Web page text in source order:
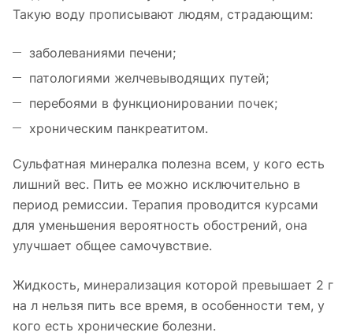
Такую воду прописывают людям, страдающим:
заболеваниями печени;
патологиями желчевыводящих путей;
перебоями в функционировании почек;
хроническим панкреатитом.
Сульфатная минералка полезна всем, у кого есть
лишний вес. Пить ее можно исключительно в
период ремиссии. Терапия проводится курсами
для уменьшения вероятность обострений, она
улучшает общее самочувствие.
Жидкость, минерализация которой превышает 2 г
на л нельзя пить все время, в особенности тем, у
кого есть хронические болезни.